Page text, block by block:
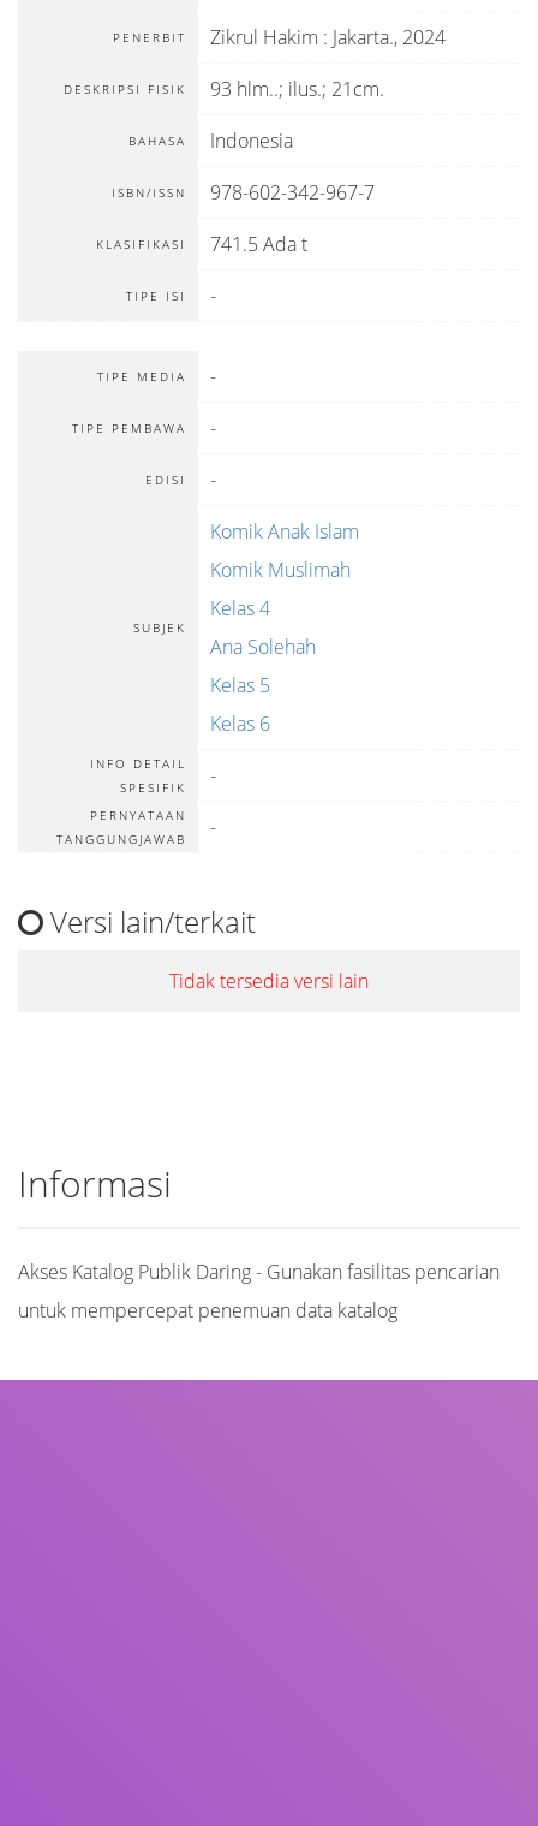
PENERBIT Zikrul Hakim : Jakarta., 2024
DESKRIPSI FISIK 93 hlm..; ilus.; 21cm.
BAHASA Indonesia
ISBN/ISSN 978-602-342-967-7
KLASIFIKASI 741.5 Ada t
TIPE ISI -
TIPE MEDIA -
TIPE PEMBAWA -
EDISI -
SUBJEK
Komik Anak Islam
Komik Muslimah
Kelas 4
Ana Solehah
Kelas 5
Kelas 6
INFO DETAIL
SPESIFIK
-
PERNYATAAN
TANGGUNGJAWAB
-
Versi lain/terkait
Tidak tersedia versi lain
Informasi
Akses Katalog Publik Daring - Gunakan fasilitas pencarian
untuk mempercepat penemuan data katalog